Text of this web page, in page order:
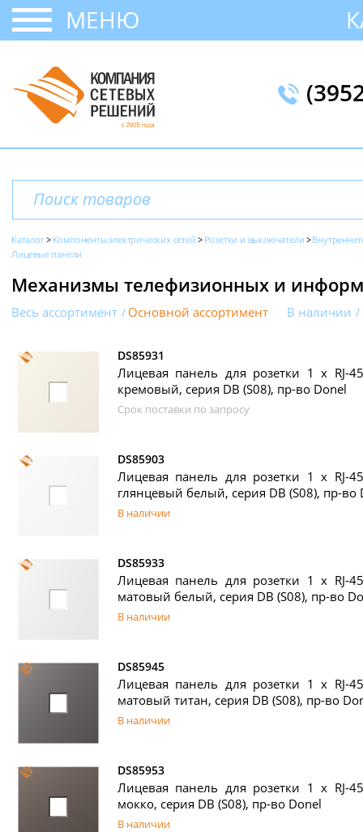
МЕНЮ
Каталог Компоненты электрических сетей Розетки и выключатели
Лицевые панели
Механизмы телефизионных и
Весь ассортимент Основной ассортимент В наличии
DS85931
Лицевая панель для розетки 1 х RJ-
кремовый, серия DB (S08), пр-во Donel
Срок поставки по запросу
DS85903
Лицевая панель для розетки 1 х RJ-
глянцевый белый, серия DB (S08), пр-во
В наличии
DS85933
Лицевая панель для розетки 1 х RJ-
матовый белый, серия DB (S08), пр-во
В наличии
DS85945
Лицевая панель для розетки 1 х RJ-
матовый титан, серия DB (S08), пр-во
В наличии
DS85953
Лицевая панель для розетки 1 х RJ-
мокко, серия DB (S08), пр-во Donel
В наличии